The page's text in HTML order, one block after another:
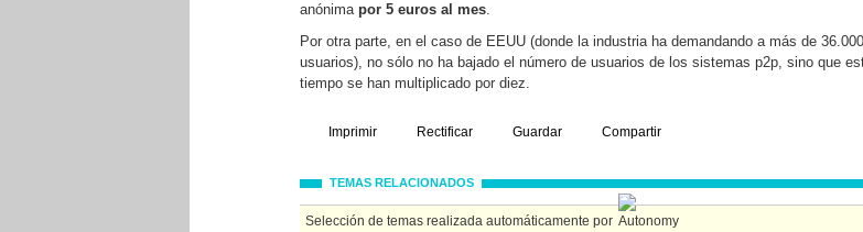
anónima por 5 euros al mes.
Por otra parte, en el caso de EEUU (donde la industria ha demandando a más de 36.000
usuarios), no sólo no ha bajado el número de usuarios de los sistemas p2p, sino que
tiempo se han multiplicado por diez.
Imprimir Rectificar Guardar Compartir
TEMAS RELACIONADOS
Selección de temas realizada automáticamente por